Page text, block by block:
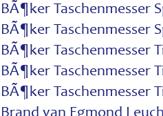
BÃ¶ker Taschenmesser
BÃ¶ker Taschenmesser
BÃ¶ker Taschenmesser
BÃ¶ker Taschenmesser
BÃ¶ker Taschenmesser